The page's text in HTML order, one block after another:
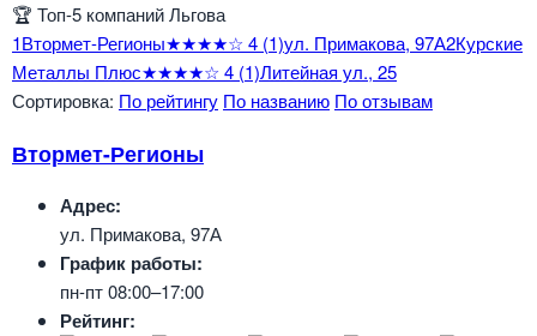
🏆 Топ-5 компаний Льгова
1Втормет-Регионы★★★★☆ 4 (1)ул. Примакова, 97А2Курские
Металлы Плюс★★★★☆ 4 (1)Литейная ул., 25
Сортировка: По рейтингу По названию По отзывам
Втормет-Регионы
Адрес:
ул. Примакова, 97А
График работы:
пн-пт 08:00–17:00
Рейтинг: